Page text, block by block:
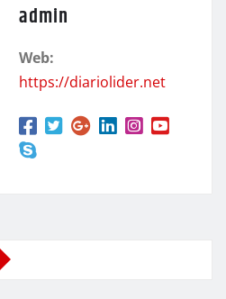
admin
Web:
https://diariolider.net